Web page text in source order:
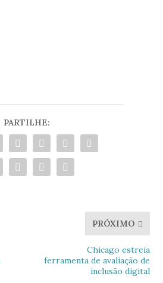
PARTILHE:
PRÓXIMO
Chicago estreia
ferramenta de avaliação de
inclusão digital